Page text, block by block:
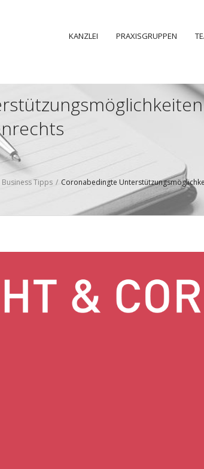
KANZLEI PRAXISGRUPPEN
Business Tipps / Coronabedingte